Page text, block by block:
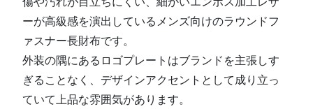
ーが高級感を演出しているメンズ向けのラウンドフ
ァスナー長財布です。
外装の隅にあるロゴプレートはブランドを主張しす
ぎることなく、デザインアクセントとして成り立っ
ていて上品な雰囲気があります。